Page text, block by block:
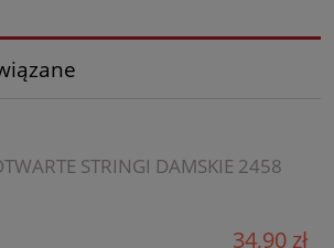
STRINGI DAMSKIE 2458
34,90 zł